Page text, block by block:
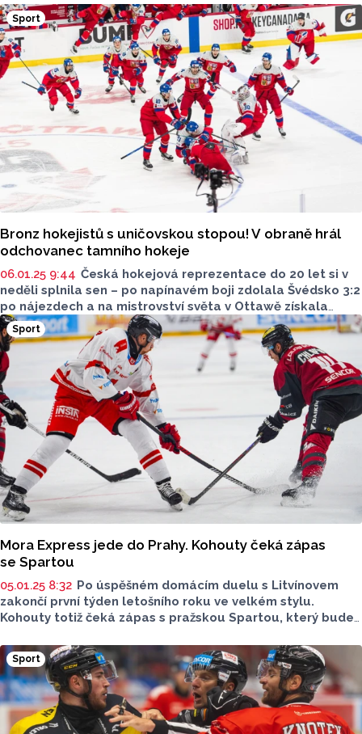
revanšovali za páteční ztrátu v Liberci, kde Hanáci padli
1:4. Třinec jsme v předchozím domácím utkání zdolali 2:0
a tak budeme věřit, že duel s úvodním buly v 17 hodin opět
dotáhneme do vítězného konce.
Sport
Bronz hokejistů s uničovskou stopou! V obraně hrál
odchovanec tamního hokeje
06.01.25 9:44 Česká hokejová reprezentace do 20 let si v
neděli splnila sen – po napínavém boji zdolala Švédsko 3:2
po nájezdech a na mistrovství světa v Ottawě získala
bronzové medaile. O úspěch naší dvacítky se postaral
i obránce Jakub Fibigr, odchovanec uničovského
mládežnického hokeje.
Sport
Mora Express jede do Prahy. Kohouty čeká zápas
se Spartou
05.01.25 8:32 Po úspěšném domácím duelu s Litvínovem
zakončí první týden letošního roku ve velkém stylu.
Kohouty totiž čeká zápas s pražskou Spartou, který bude
v jedné vlakové soupravě o 15 vagonech společně s více
než 1 100 fanoušky. Předchozí dva Mora Expressy byly vždy
vítězné, a tak budeme doufat, že zápas s úvodním buly
v 16 hodin bude opět vítězný.
Sport